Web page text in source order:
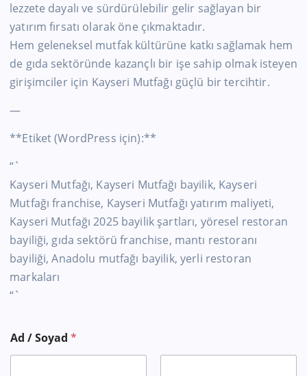
lezzete dayalı ve sürdürülebilir gelir sağlayan bir
yatırım fırsatı olarak öne çıkmaktadır.
Hem geleneksel mutfak kültürüne katkı sağlamak hem
de gıda sektöründe kazançlı bir işe sahip olmak isteyen
girişimciler için Kayseri Mutfağı güçlü bir tercihtir.
—
**Etiket (WordPress için):**
“`
Kayseri Mutfağı, Kayseri Mutfağı bayilik, Kayseri
Mutfağı franchise, Kayseri Mutfağı yatırım maliyeti,
Kayseri Mutfağı 2025 bayilik şartları, yöresel restoran
bayiliği, gıda sektörü franchise, mantı restoranı
bayiliği, Anadolu mutfağı bayilik, yerli restoran
markaları
“`
Ad / Soyad*